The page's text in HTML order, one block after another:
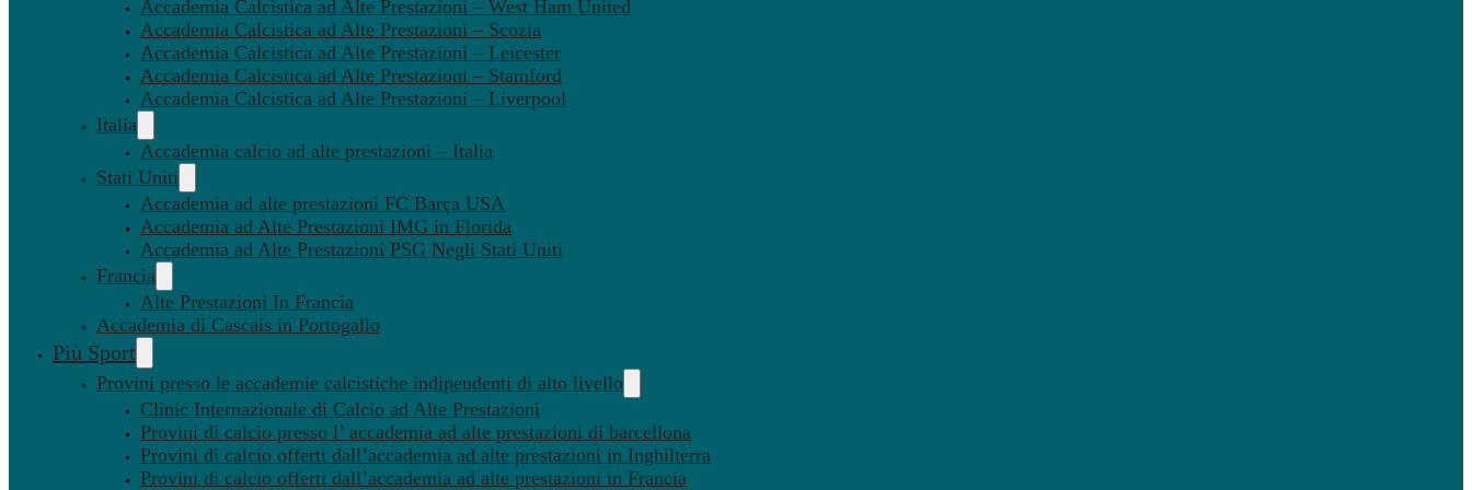
Accademia Calcistica ad Alte Prestazioni – West Ham United
Accademia Calcistica ad Alte Prestazioni – Scozia
Accademia Calcistica ad Alte Prestazioni – Leicester
Accademia Calcistica ad Alte Prestazioni – Stamford
Accademia Calcistica ad Alte Prestazioni – Liverpool
Italia
Accademia calcio ad alte prestazioni – Italia
Stati Uniti
Accademia ad alte prestazioni FC Barça USA
Accademia ad Alte Prestazioni IMG in Florida
Accademia ad Alte Prestazioni PSG Negli Stati Uniti
Francia
Alte Prestazioni In Francia
Accademia di Cascais in Portogallo
Più Sport
Provini presso le accademie calcistiche indipendenti di alto livello
Clinic Internazionale di Calcio ad Alte Prestazioni
Provini di calcio presso l’ accademia ad alte prestazioni di barcellona
Provini di calcio offerti dall’accademia ad alte prestazioni in Inghilterra
Provini di calcio offerti dall’accademia ad alte prestazioni in Francia